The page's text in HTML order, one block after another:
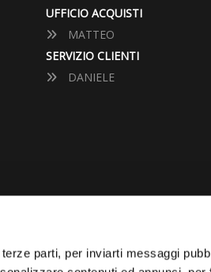
parti, per inviarti messaggi
UFFICIO ACQUISTI
MATTEO
SERVIZIO CLIENTI
DANIELE
VUOI VENDERE LA TUA